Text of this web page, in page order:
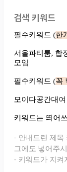
검색 키워드